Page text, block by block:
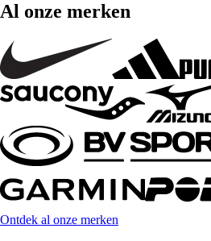
Al onze merken
Ontdek al onze merken